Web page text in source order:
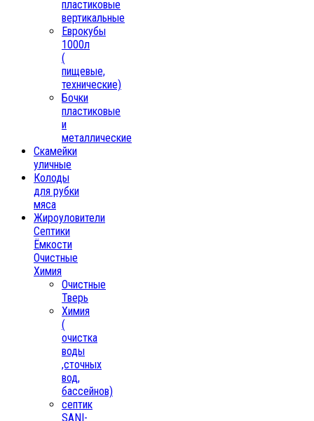
пластиковые
вертикальные
Еврокубы
1000л
(
пищевые,
технические)
Бочки
пластиковые
и
металлические
Скамейки
уличные
Колоды
для рубки
мяса
Жироуловители
Септики
Ёмкости
Очистные
Химия
Очистные
Тверь
Химия
(
очистка
воды
,сточных
вод,
бассейнов)
септик
SANI-